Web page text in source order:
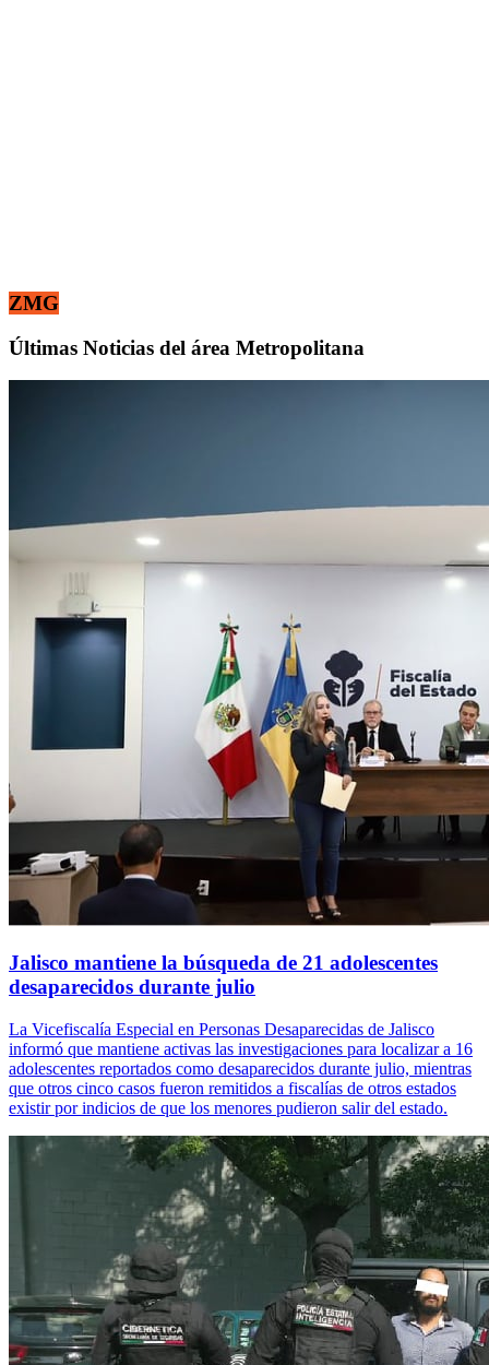
ZMG
Últimas Noticias del área Metropolitana
Jalisco mantiene la búsqueda de 21 adolescentes
desaparecidos durante julio
La Vicefiscalía Especial en Personas Desaparecidas de Jalisco
informó que mantiene activas las investigaciones para localizar a 16
adolescentes reportados como desaparecidos durante julio, mientras
que otros cinco casos fueron remitidos a fiscalías de otros estados
existir por indicios de que los menores pudieron salir del estado.